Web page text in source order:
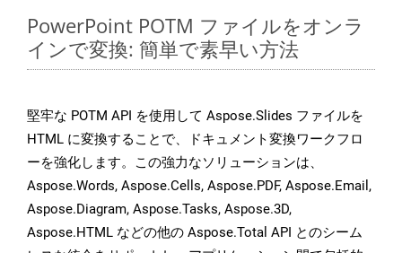
PowerPoint POTM ファイルをオンラ
インで変換: 簡単で素早い方法
堅牢な POTM API を使用して Aspose.Slides ファイルを
HTML に変換することで、ドキュメント変換ワークフロ
ーを強化します。この強力なソリューションは、
Aspose.Words, Aspose.Cells, Aspose.PDF, Aspose.Email,
Aspose.Diagram, Aspose.Tasks, Aspose.3D,
Aspose.HTML などの他の Aspose.Total API とのシーム